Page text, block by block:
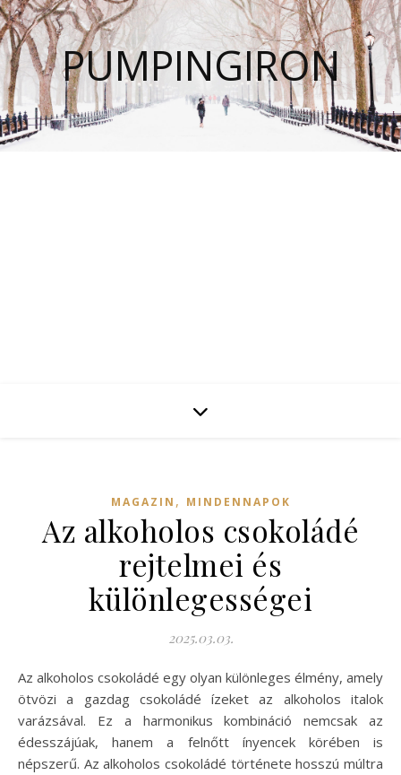
PUMPINGIRON
MAGAZIN , MINDENNAPOK
Az alkoholos csokoládé
rejtelmei és
különlegességei
2025.03.03.
Az alkoholos csokoládé egy olyan különleges élmény, amely
ötvözi a gazdag csokoládé ízeket az alkoholos italok
varázsával. Ez a harmonikus kombináció nemcsak az
édesszájúak, hanem a felnőtt ínyencek körében is
népszerű. Az alkoholos csokoládé története hosszú múltra